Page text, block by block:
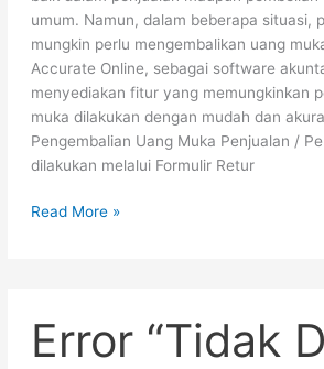
umum. Namun, dalam beberapa situasi,
mungkin perlu mengembalikan uang
Accurate Online, sebagai software
menyediakan fitur yang memungkinkan
muka dilakukan dengan mudah dan
Pengembalian Uang Muka Penjualan /
dilakukan melalui Formulir Retur
Read More »
Error “Tidak
“Tidak
Dapat